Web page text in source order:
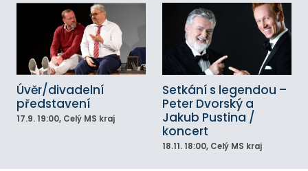
Úvěr/divadelní
představení
17.9. 19:00, Celý MS kraj
Setkání s legendou –
Peter Dvorský a
Jakub Pustina /
koncert
18.11. 18:00, Celý MS kraj